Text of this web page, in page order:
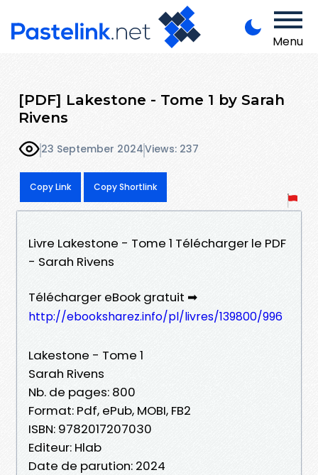
Menu
[PDF] Lakestone - Tome 1 by Sarah
Rivens
23 September 2024Views: 237
Copy Link Copy Shortlink
Livre Lakestone - Tome 1 Télécharger le PDF
- Sarah Rivens
Télécharger eBook gratuit ➡
http://ebooksharez.info/pl/livres/139800/996
Lakestone - Tome 1
Sarah Rivens
Nb. de pages: 800
Format: Pdf, ePub, MOBI, FB2
ISBN: 9782017207030
Editeur: Hlab
Date de parution: 2024